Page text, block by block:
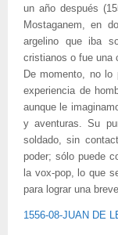
un año después
Mostaganem, en
argelino que iba
cristianos o fue una
De momento, no
experiencia de
aunque le
y aventuras. Su
soldado, sin
poder; sólo puede
la vox-pop, lo que
para lograr una
1556-08-JUAN DE